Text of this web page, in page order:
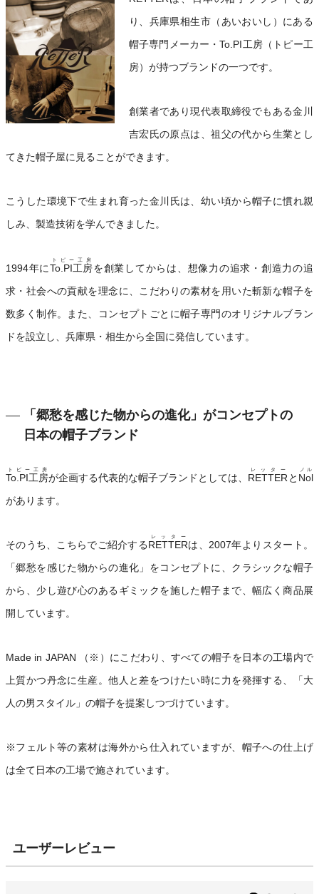
り、兵庫県相生市（あいおいし）にある
帽子専門メーカー・To.PI工房（トピー工
房）が持つブランドの一つです。
創業者であり現代表取締役でもある金川
吉宏氏の原点は、祖父の代から生業とし
てきた帽子屋に見ることができます。
こうした環境下で生まれ育った金川氏は、幼い頃から帽子に慣れ親
しみ、製造技術を学んできました。
1994年にTo.PI工房
トピー工房
を創業してからは、想像力の追求・創造力の追
求・社会への貢献を理念に、こだわりの素材を用いた斬新な帽子を
数多く制作。また、コンセプトごとに帽子専門のオリジナルブラン
ドを設立し、兵庫県・相生から全国に発信しています。
「郷愁を感じた物からの進化」がコンセプトの
日本の帽子ブランド
To.PI工房
トピー工房
が企画する代表的な帽子ブランドとしては、 RETTER
レッター
と Nol
ノル
があります。
そのうち、こちらでご紹介するRETTER
レッター
は、2007年よりスタート。
「郷愁を感じた物からの進化」をコンセプトに、クラシックな帽子
から、少し遊び心のあるギミックを施した帽子まで、幅広く商品展
開しています。
Made in JAPAN （※）にこだわり、すべての帽子を日本の工場内で
上質かつ丹念に生産。他人と差をつけたい時に力を発揮する、「大
人の男スタイル」の帽子を提案しつづけています。
※フェルト等の素材は海外から仕入れていますが、帽子への仕上げ
は全て日本の工場で施されています。
ユーザーレビュー